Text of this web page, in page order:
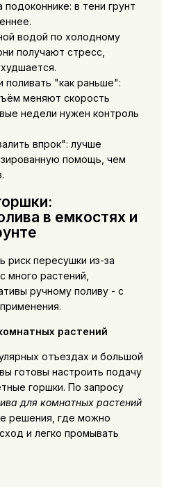
подоконнике: в тени грунт
водой по холодному
получают стресс,
поливать "как раньше":
меняют скорость
недели нужен контроль
впрок": лучше
помощь, чем
в емкостях и
риск пересушки из-за
много растений,
ручному поливу - с
растений
отъездах и большой
готовы настроить подачу
горшки. По запросу
для комнатных растений
решения, где можно
и легко промывать